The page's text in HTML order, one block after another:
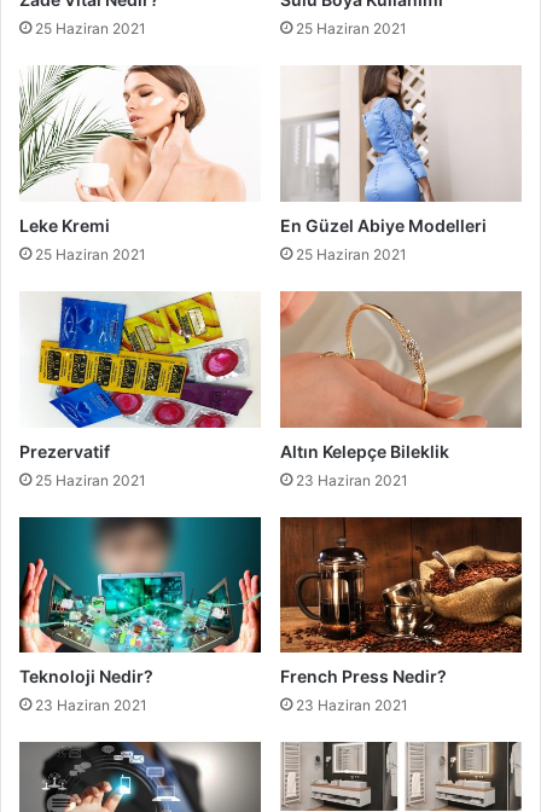
25 Haziran 2021 25 Haziran 2021
Leke Kremi
25 Haziran 2021
En Güzel Abiye Modelleri
25 Haziran 2021
Prezervatif
25 Haziran 2021
Altın Kelepçe Bileklik
23 Haziran 2021
Teknoloji Nedir?
23 Haziran 2021
French Press Nedir?
23 Haziran 2021